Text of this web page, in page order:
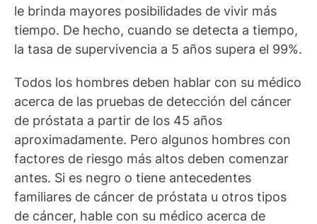
le brinda mayores posibilidades de vivir más
tiempo. De hecho, cuando se detecta a tiempo,
la tasa de supervivencia a 5 años supera el 99%.
Todos los hombres deben hablar con su médico
acerca de las pruebas de detección del cáncer
de próstata a partir de los 45 años
aproximadamente. Pero algunos hombres con
factores de riesgo más altos deben comenzar
antes. Si es negro o tiene antecedentes
familiares de cáncer de próstata u otros tipos
de cáncer, hable con su médico acerca de